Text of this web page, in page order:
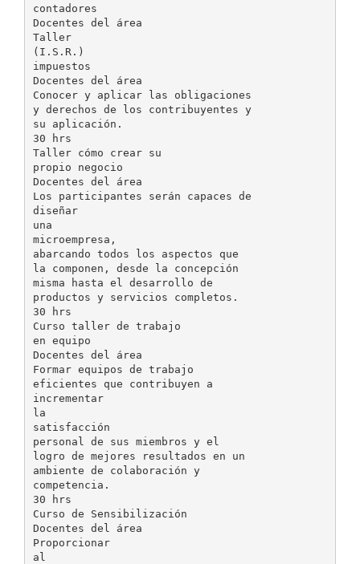
contadores
Docentes del área
Taller
(I.S.R.)
impuestos
Docentes del área
Conocer y aplicar las obligaciones
y derechos de los contribuyentes y
su aplicación.
30 hrs
Taller cómo crear su
propio negocio
Docentes del área
Los participantes serán capaces de
diseñar
una
microempresa,
abarcando todos los aspectos que
la componen, desde la concepción
misma hasta el desarrollo de
productos y servicios completos.
30 hrs
Curso taller de trabajo
en equipo
Docentes del área
Formar equipos de trabajo
eficientes que contribuyen a
incrementar
la
satisfacción
personal de sus miembros y el
logro de mejores resultados en un
ambiente de colaboración y
competencia.
30 hrs
Curso de Sensibilización
Docentes del área
Proporcionar
al